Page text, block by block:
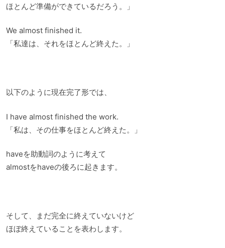
ほとんど準備ができているだろう。」
We almost finished it.
「私達は、それをほとんど終えた。」
以下のように現在完了形では、
I have almost finished the work.
「私は、その仕事をほとんど終えた。」
haveを助動詞のように考えて
almostをhaveの後ろに起きます。
そして、まだ完全に終えていないけど
ほぼ終えていることを表わします。